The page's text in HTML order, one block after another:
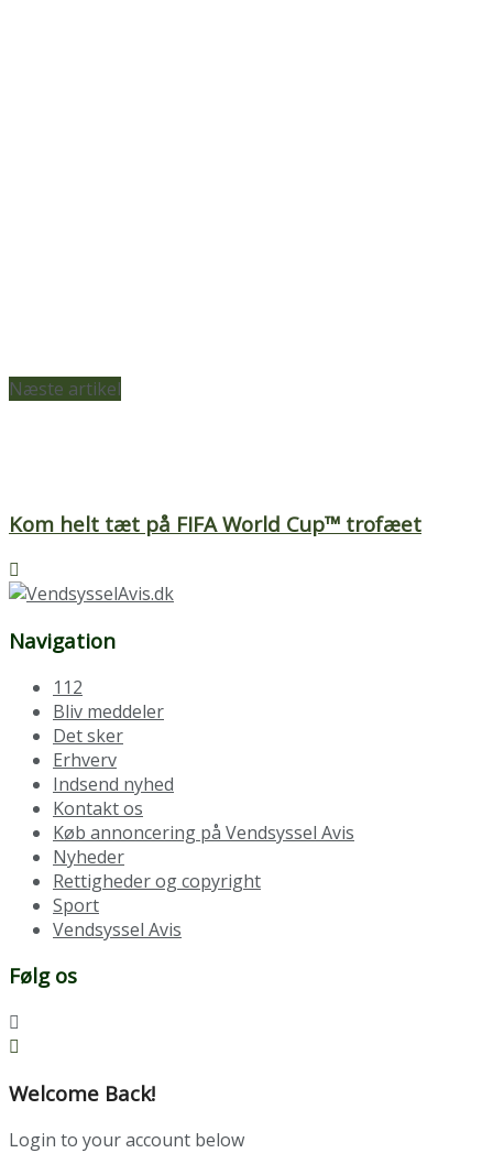
Næste artikel
Kom helt tæt på FIFA World Cup™ trofæet
Navigation
112
Bliv meddeler
Det sker
Erhverv
Indsend nyhed
Kontakt os
Køb annoncering på Vendsyssel Avis
Nyheder
Rettigheder og copyright
Sport
Vendsyssel Avis
Følg os
Welcome Back!
Login to your account below